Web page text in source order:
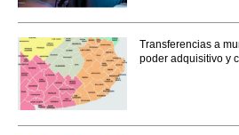
Transferencias a
poder adquisitivo y